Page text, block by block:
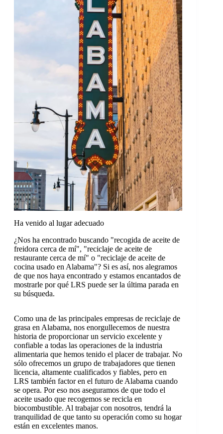
Ha venido al lugar adecuado
¿Nos ha encontrado buscando "recogida de aceite de
freidora cerca de mí", "reciclaje de aceite de
restaurante cerca de mí" o "reciclaje de aceite de
cocina usado en Alabama"? Si es así, nos alegramos
de que nos haya encontrado y estamos encantados de
mostrarle por qué LRS puede ser la última parada en
su búsqueda.
Como una de las principales empresas de reciclaje de
grasa en Alabama, nos enorgullecemos de nuestra
historia de proporcionar un servicio excelente y
confiable a todas las operaciones de la industria
alimentaria que hemos tenido el placer de trabajar. No
sólo ofrecemos un grupo de trabajadores que tienen
licencia, altamente cualificados y fiables, pero en
LRS también factor en el futuro de Alabama cuando
se opera. Por eso nos aseguramos de que todo el
aceite usado que recogemos se recicla en
biocombustible. Al trabajar con nosotros, tendrá la
tranquilidad de que tanto su operación como su hogar
están en excelentes manos.